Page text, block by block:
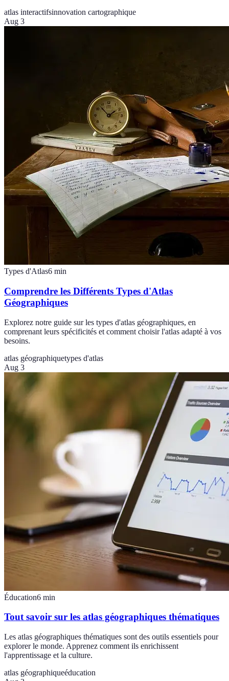
atlas interactifsinnovation cartographique
Aug 3
Types d'Atlas6 min
Comprendre les Différents Types d'Atlas
Géographiques
Explorez notre guide sur les types d'atlas géographiques, en
comprenant leurs spécificités et comment choisir l'atlas adapté à vos
besoins.
atlas géographiquetypes d'atlas
Aug 3
Éducation6 min
Tout savoir sur les atlas géographiques thématiques
Les atlas géographiques thématiques sont des outils essentiels pour
explorer le monde. Apprenez comment ils enrichissent
l'apprentissage et la culture.
atlas géographiqueéducation